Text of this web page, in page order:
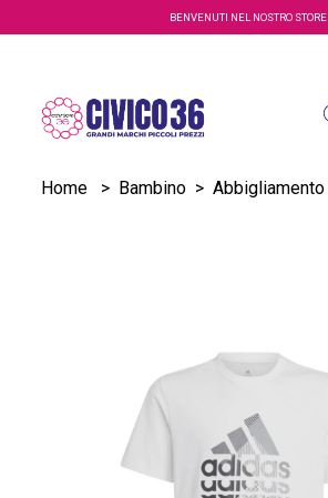
Salta al contenuto principaleBENVENUTI NEL NOSTRO STORE
Home > Bambino > Abbigliamento